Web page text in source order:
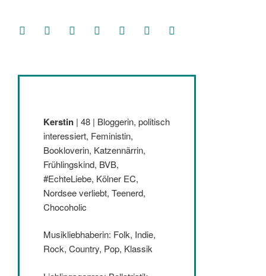
facebooksoundcloud
twitter mastodoninstagramthreads goodreads
Kerstin | 48 | Bloggerin, politisch
interessiert, Feministin,
Bookloverin, Katzennärrin,
Frühlingskind, BVB,
#EchteLiebe, Kölner EC,
Nordsee verliebt, Teenerd,
Chocoholic
Musikliebhaberin: Folk, Indie,
Rock, Country, Pop, Klassik